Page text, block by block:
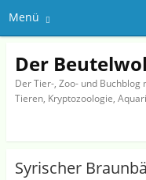
Menü
Der
Der Tier-, Zoo- und
Tieren, Kryptozoologie,
Syrischer